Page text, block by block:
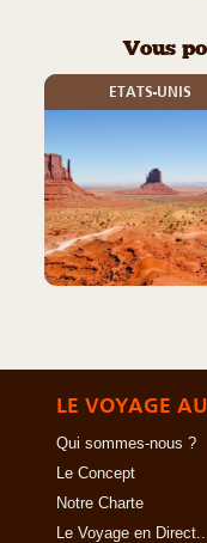
Vous
ETATS-UNIS
LE VOYAGE
Qui sommes-nous ?
Le Concept
Notre Charte
Le Voyage en